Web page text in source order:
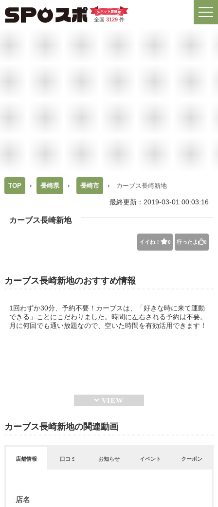
全国 3129件
TOP 長崎県 長崎市 カーブス長崎新地
最終更新：2019-03-01 00:03:16
カーブス長崎新地
イイね！ 0 行ったよ 0
カーブス長崎新地のおすすめ情報
1回わずか30分、予約不要！カーブスは、「好きな時に来て運動
できる」ことにこだわりました。時間に左右される予約は不要。
月に何回でも通い放題なので、空いた時間を有効活用できます！
カーブス長崎新地の関連動画
店舗情報 口コミ お知らせ イベント クーポン
店名